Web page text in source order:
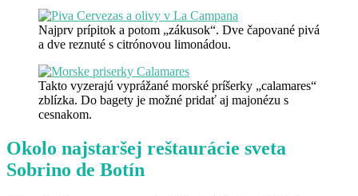
Najprv prípitok a potom „zákusok“. Dve čapované pivá
a dve reznuté s citrónovou limonádou.
Takto vyzerajú vyprážané morské príšerky „calamares“
zblízka. Do bagety je možné pridať aj majonézu s
cesnakom.
Okolo najstaršej reštaurácie sveta
Sobrino de Botín